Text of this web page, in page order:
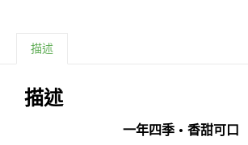
描述
描述
一年四季 • 香甜可口